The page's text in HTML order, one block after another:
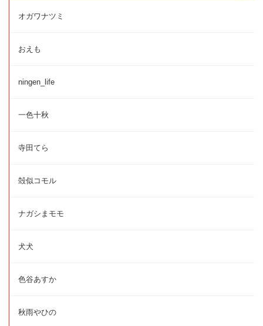
オガワナツミ
おえも
ningen_life
一色十秋
寺田てら
殻似コモル
ナガシまモモ
犬犬
色谷あすか
秋雨やひの